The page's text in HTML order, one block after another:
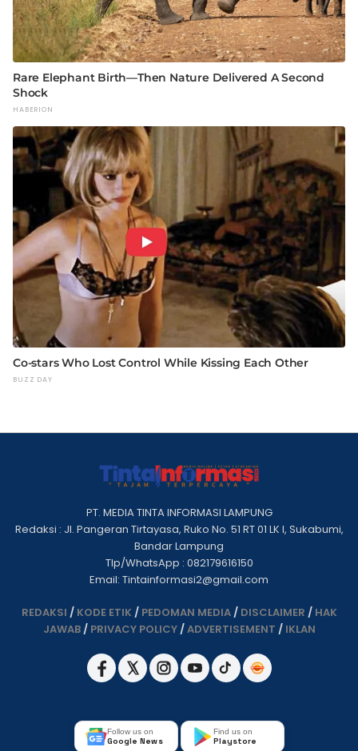
PT. MEDIA TINTA INFORMASI LAMPUNG
Redaksi : Jl. Pangeran Tirtayasa, Ruko No. 51 RT 01 LK I, Sukabumi,
Bandar Lampung
Tlp/WhatsApp : 082179616150
Email: Tintainformasi2@gmail.com
REDAKSI / KODE ETIK / PEDOMAN MEDIA/ DISCLAIMER / HAK
JAWAB/ PRIVACY POLICY/ADVERTISEMENT / IKLAN
Follow us on
Google News
Find us on
Playstore